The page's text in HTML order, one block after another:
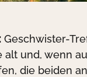
Geschwister-
alt und, wenn
die beiden